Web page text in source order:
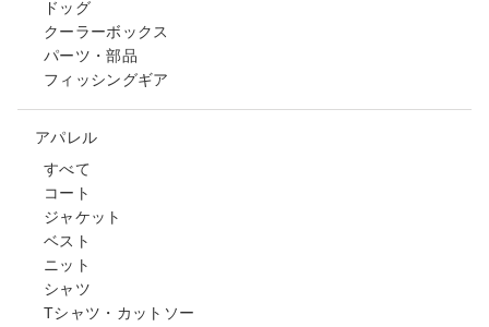
ドッグ
クーラーボックス
パーツ・部品
フィッシングギア
アパレル
すべて
コート
ジャケット
ベスト
ニット
シャツ
Tシャツ・カットソー